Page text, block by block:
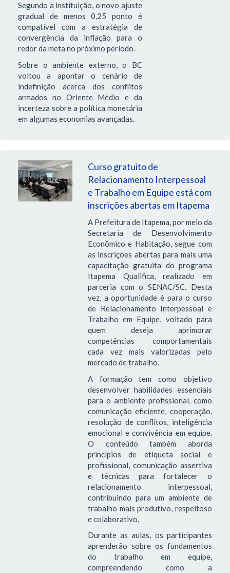
Segundo a instituição, o novo ajuste
gradual de menos 0,25 ponto é
compatível com a estratégia de
convergência da inflação para o
redor da meta no próximo período.
Sobre o ambiente externo, o BC
voltou a apontar o cenário de
indefinição acerca dos conflitos
armados no Oriente Médio e da
incerteza sobre a política monetária
em algumas economias avançadas.
Curso gratuito de
Relacionamento Interpessoal
e Trabalho em Equipe está com
inscrições abertas em Itapema
A Prefeitura de Itapema, por meio da
Secretaria de Desenvolvimento
Econômico e Habitação, segue com
as inscrições abertas para mais uma
capacitação gratuita do programa
Itapema Qualifica, realizado em
parceria com o SENAC/SC. Desta
vez, a oportunidade é para o curso
de Relacionamento Interpessoal e
Trabalho em Equipe, voltado para
quem deseja aprimorar
competências comportamentais
cada vez mais valorizadas pelo
mercado de trabalho.
A formação tem como objetivo
desenvolver habilidades essenciais
para o ambiente profissional, como
comunicação eficiente, cooperação,
resolução de conflitos, inteligência
emocional e convivência em equipe.
O conteúdo também aborda
princípios de etiqueta social e
profissional, comunicação assertiva
e técnicas para fortalecer o
relacionamento interpessoal,
contribuindo para um ambiente de
trabalho mais produtivo, respeitoso
e colaborativo.
Durante as aulas, os participantes
aprenderão sobre os fundamentos
do trabalho em equipe,
compreendendo como a